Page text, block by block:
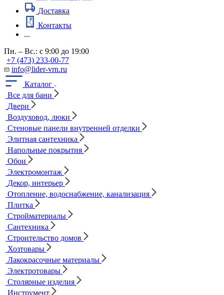
Доставка
Контакты
...
Пн. – Вс.: с 9:00 до 19:00
+7 (473) 233-00-77
info@lider-vrn.ru
Каталог
Все для бани
Двери
Воздуховод, люки
Стеновые панели внутренней отделки
Элитная сантехника
Напольные покрытия
Обои
Электромонтаж
Декор, интерьер
Отопление, водоснабжение, канализация
Плитка
Стройматериалы
Сантехника
Строительство домов
Хозтовары
Лакокрасочные материалы
Электротовары
Столярные изделия
Инструмент